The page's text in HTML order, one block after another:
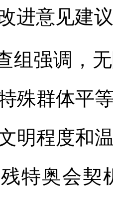
进意见建
组强调，
殊群体平
明程度和
特奥会契